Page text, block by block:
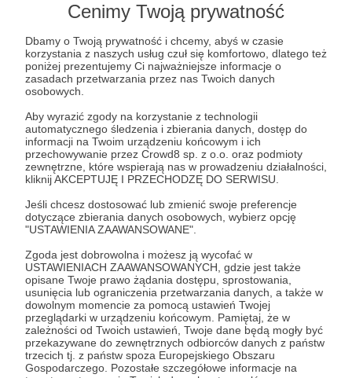
Cenimy Twoją prywatność
Dbamy o Twoją prywatność i chcemy, abyś w czasie
korzystania z naszych usług czuł się komfortowo, dlatego też
poniżej prezentujemy Ci najważniejsze informacje o
zasadach przetwarzania przez nas Twoich danych
osobowych.
Aby wyrazić zgody na korzystanie z technologii
automatycznego śledzenia i zbierania danych, dostęp do
informacji na Twoim urządzeniu końcowym i ich
przechowywanie przez Crowd8 sp. z o.o. oraz podmioty
zewnętrzne, które wspierają nas w prowadzeniu działalności,
kliknij AKCEPTUJĘ I PRZECHODZĘ DO SERWISU.
Jeśli chcesz dostosować lub zmienić swoje preferencje
dotyczące zbierania danych osobowych, wybierz opcję
"USTAWIENIA ZAAWANSOWANE".
Zgoda jest dobrowolna i możesz ją wycofać w
USTAWIENIACH ZAAWANSOWANYCH, gdzie jest także
opisane Twoje prawo żądania dostępu, sprostowania,
usunięcia lub ograniczenia przetwarzania danych, a także w
dowolnym momencie za pomocą ustawień Twojej
przeglądarki w urządzeniu końcowym. Pamiętaj, że w
zależności od Twoich ustawień, Twoje dane będą mogły być
przekazywane do zewnętrznych odbiorców danych z państw
trzecich tj. z państw spoza Europejskiego Obszaru
Gospodarczego. Pozostałe szczegółowe informacje na
Aby zobaczyć ten materiał musisz być zalogowany
Zostań Patronem
stream livestream
Udostępnij
ŻÓŁTE NAPISY
Zobacz profil autora